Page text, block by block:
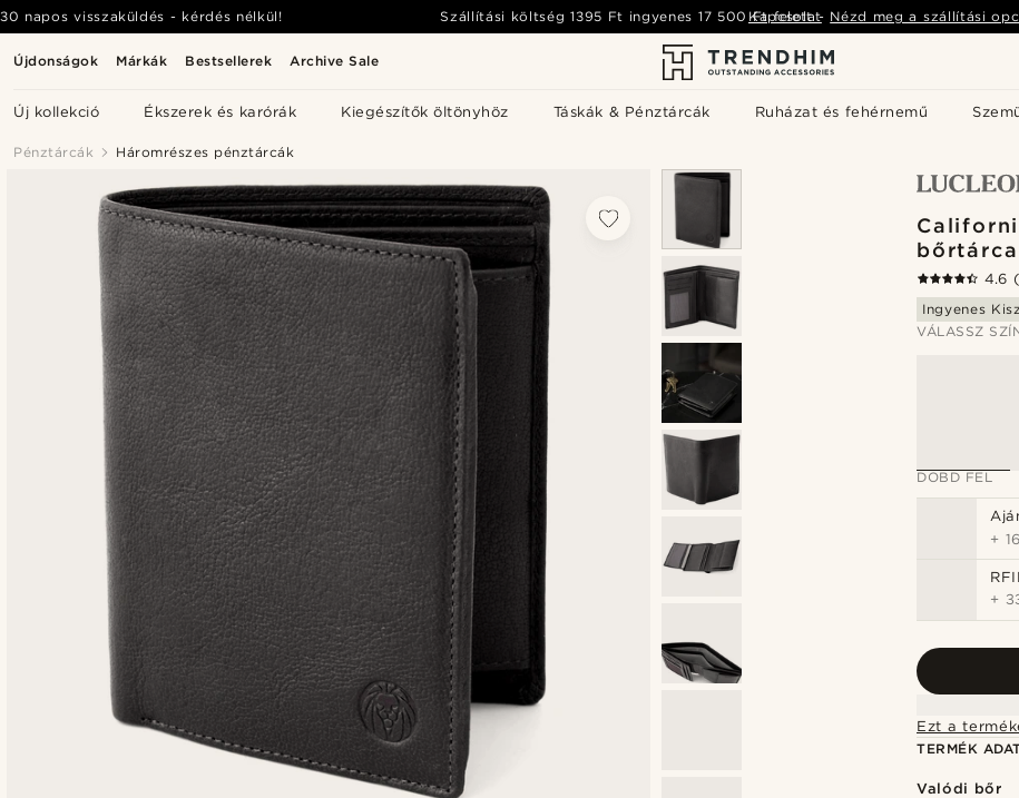
Újdonságok Márkák Bestsellerek Archive Sale
Új kollekció Ékszerek és karórák Kiegészítők öltönyhöz Táskák & Pénztárcák Ruházat és fehérnemű
30 napos visszaküldés - kérdés nélkül! Szállítási költség1395 Ft ingyenes 17 500 Ft felett- Nézd meg a szállítási
Kapcsolat
Pénztárcák Háromrészes pénztárcák
bőrtárca
4.6
Ingyenes
VÁLASSZ
DOBD FEL
+
+
Ezt a
TERMÉK
Valódi bőr